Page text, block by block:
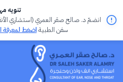
تنويه
انضمّ د. صالح صقر العمري (استشاري
سفن الطبيةاضغط لمعرفة